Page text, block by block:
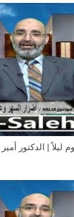
ليلاً | الدكتور